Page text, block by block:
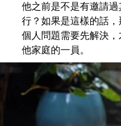
他之前是不是有邀請
行？如果是這樣的話
個人問題需要先解決
他家庭的一員。